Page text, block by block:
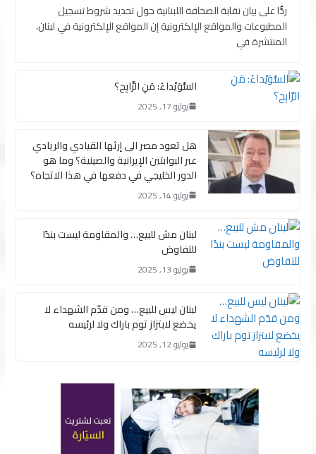
ردًّا على بيان نقابة الصحافة اللبنانية حول تحديد شروط تسجيل
المطبوعات والمواقع الإلكترونية إن المواقع الإلكترونية في لبنان،
المنتشرة في
السُّوَيْداءُ: مَنِ الرَّابِح؟
يوليو 17, 2025
هل تعود مصر الى إرثها القيادي والريادي
عبر البوابتين الإيرانية والصينية؟ وما هو
الدور الخليجي في دفعها في هذا الاتجاه؟
يوليو 14, 2025
لبنان مش للبيع… والمقاومة ليست بندًا
للتفاوض
يوليو 13, 2025
لبنان ليس للبيع… ومن قدّم الشهداء لا
يخضع لابتزاز توم باراك ولا لرئيسه
يوليو 12, 2025